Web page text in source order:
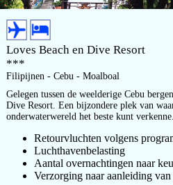
Loves Beach en Dive Resort
***
Filipijnen - Cebu - Moalboal
Gelegen tussen de weelderige Cebu
Dive Resort. Een bijzondere plek van
onderwaterwereld het beste kunt
Retourvluchten volgens
Luchthavenbelasting
Aantal overnachtingen naar
Verzorging naar aanleiding